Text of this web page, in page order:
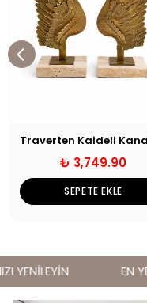
₺ 3,749.90
SEPETE EKLE
YENİLEYİN EN